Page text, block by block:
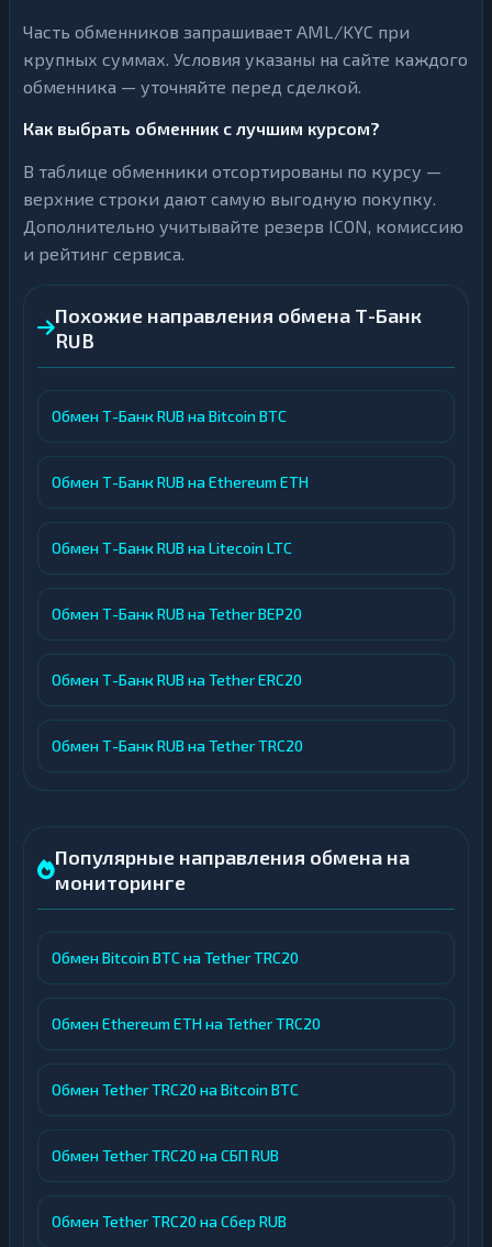
Часть обменников запрашивает AML/KYC при
крупных суммах. Условия указаны на сайте каждого
обменника — уточняйте перед сделкой.
Как выбрать обменник с лучшим курсом?
В таблице обменники отсортированы по курсу —
верхние строки дают самую выгодную покупку.
Дополнительно учитывайте резерв ICON, комиссию
и рейтинг сервиса.
Похожие направления обмена Т-Банк
RUB
Обмен Т-Банк RUB на Bitcoin BTC
Обмен Т-Банк RUB на Ethereum ETH
Обмен Т-Банк RUB на Litecoin LTC
Обмен Т-Банк RUB на Tether BEP20
Обмен Т-Банк RUB на Tether ERC20
Обмен Т-Банк RUB на Tether TRC20
Популярные направления обмена на
мониторинге
Обмен Bitcoin BTC на Tether TRC20
Обмен Ethereum ETH на Tether TRC20
Обмен Tether TRC20 на Bitcoin BTC
Обмен Tether TRC20 на СБП RUB
Обмен Tether TRC20 на Сбер RUB